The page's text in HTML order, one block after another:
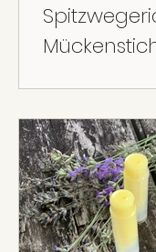
Gelsenstichen.